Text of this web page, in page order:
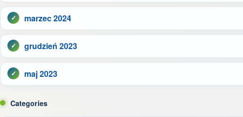
marzec 2024
grudzień 2023
maj 2023
Categories